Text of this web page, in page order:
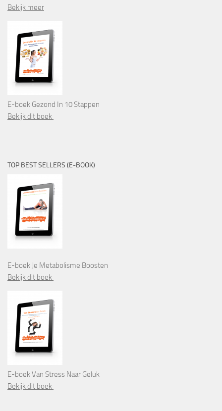
Bekijk meer
E-boek Gezond In 10 Stappen
Bekijk dit boek
TOP BEST SELLERS (E-BOOK)
E-boek Je Metabolisme Boosten
Bekijk dit boek
E-boek Van Stress Naar Geluk
Bekijk dit boek